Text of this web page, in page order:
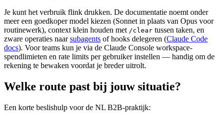
Je kunt het verbruik flink drukken. De documentatie noemt onder
meer een goedkoper model kiezen (Sonnet in plaats van Opus voor
routinewerk), context klein houden met /clear tussen taken, en
zware operaties naarsubagents of hooks delegeren (Claude Code
docs). Voor teams kun je via de Claude Console workspace-
spendlimieten en rate limits per gebruiker instellen — handig om de
rekening te bewaken voordat je breder uitrolt.
Welke route past bij jouw situatie?
Een korte beslishulp voor de NL B2B-praktijk: